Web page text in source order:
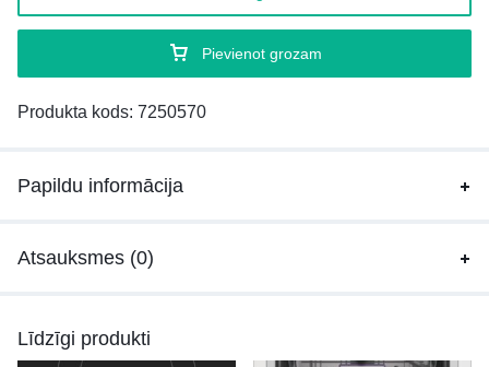
Pievienot grozam
Produkta kods: 7250570
Papildu informācija
Atsauksmes (0)
Līdzīgi produkti